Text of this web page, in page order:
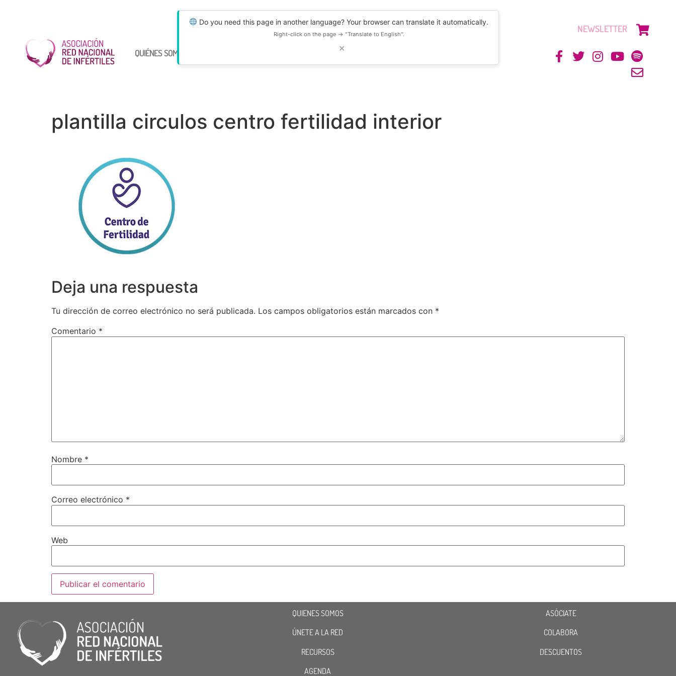
Do you need this page in another language? Your browser can translate it automatically.
Right-click on the page → "Translate to English".
✕
QUIÉNES SOMOS RECURSOS
NEWSLETTER
plantilla circulos centro fertilidad interior
Deja una respuesta
Tu dirección de correo electrónico no será publicada. Los campos obligatorios están marcados con *
Comentario *
Nombre *
Correo electrónico *
Web
QUIENES SOMOS
ÚNETE A LA RED
RECURSOS
AGENDA
ASÓCIATE
COLABORA
DESCUENTOS